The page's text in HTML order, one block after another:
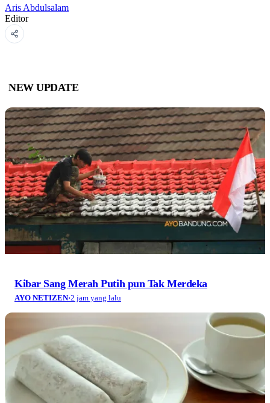
Aris Abdulsalam
Editor
NEW UPDATE
Kibar Sang Merah Putih pun Tak Merdeka
AYO NETIZEN·2 jam yang lalu